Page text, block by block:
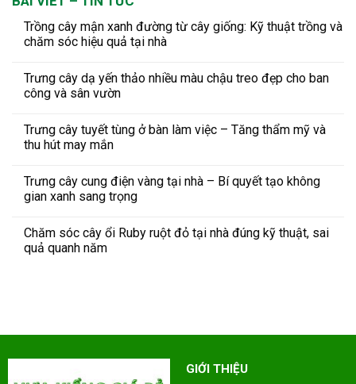
Trồng cây mận xanh đường từ cây giống: Kỹ thuật trồng và
chăm sóc hiệu quả tại nhà
Trưng cây dạ yến thảo nhiều màu chậu treo đẹp cho ban
công và sân vườn
Trưng cây tuyết tùng ở bàn làm việc – Tăng thẩm mỹ và
thu hút may mắn
Trưng cây cung điện vàng tại nhà – Bí quyết tạo không
gian xanh sang trọng
Chăm sóc cây ổi Ruby ruột đỏ tại nhà đúng kỹ thuật, sai
quả quanh năm
GIỚI THIỆU